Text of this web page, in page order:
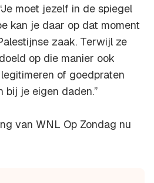
moet jezelf in de spiegel
kan je daar op dat moment
zaak. Terwijl ze
op die manier ook
of goedpraten
bij je eigen daden.”
van WNL Op Zondag nu